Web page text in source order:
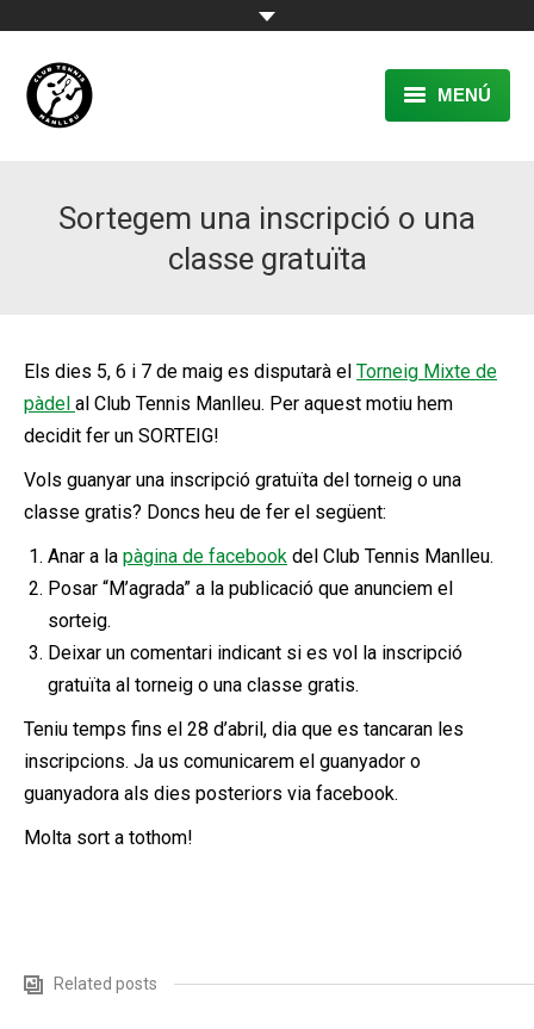
MENÚ
RESERVA
TENNIS
ACTIVITATS
CONTACTE
Sortegem una inscripció o una
classe gratuïta
Els dies 5, 6 i 7 de maig es disputarà el Torneig Mixte de
pàdel al Club Tennis Manlleu. Per aquest motiu hem
decidit fer un SORTEIG!
Vols guanyar una inscripció gratuïta del torneig o una
classe gratis? Doncs heu de fer el següent:
Anar a la pàgina de facebook del Club Tennis Manlleu.
Posar “M’agrada” a la publicació que anunciem el
sorteig.
Deixar un comentari indicant si es vol la inscripció
gratuïta al torneig o una classe gratis.
Teniu temps fins el 28 d’abril, dia que es tancaran les
inscripcions. Ja us comunicarem el guanyador o
guanyadora als dies posteriors via facebook.
Molta sort a tothom!
Related posts